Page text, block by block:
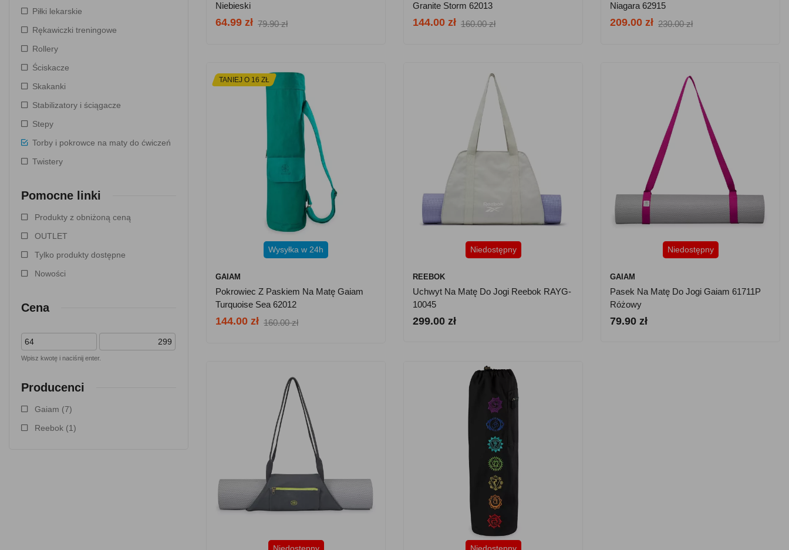
Piłki lekarskie
Rękawiczki treningowe
Rollery
Ściskacze
Skakanki
Stabilizatory i ściągacze
Stepy
Torby i pokrowce na maty do ćwiczeń
Twistery
Pomocne linki
Produkty z obniżoną ceną
OUTLET
Tylko produkty dostępne
Nowości
Cena
Wpisz kwotę i naciśnij enter.
Producenci
Gaiam (7)
Reebok (1)
Niebieski
64.99 zł 79.90 zł
Granite Storm 62013
144.00 zł 160.00 zł
Niagara 62915
209.00 zł 230.00 zł
TANIEJ O 16 ZŁ
Wysyłka w 24h
GAIAM
Pokrowiec Z Paskiem Na Matę Gaiam
Turquoise Sea 62012
144.00 zł 160.00 zł
Niedostępny
REEBOK
Uchwyt Na Matę Do Jogi Reebok RAYG-
10045
299.00 zł
Niedostępny
GAIAM
Pasek Na Matę Do Jogi Gaiam 61711P
Różowy
79.90 zł